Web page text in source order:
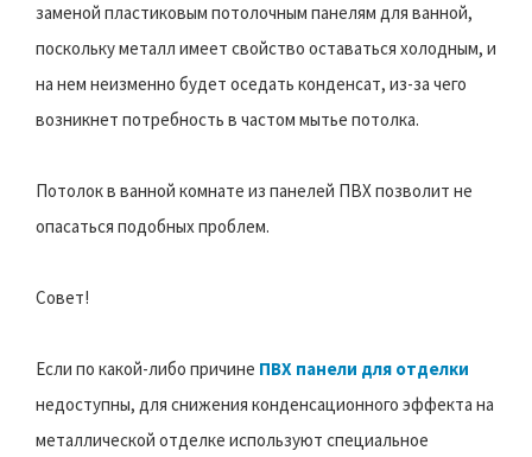
заменой пластиковым потолочным панелям для ванной,
поскольку металл имеет свойство оставаться холодным, и
на нем неизменно будет оседать конденсат, из-за чего
возникнет потребность в частом мытье потолка.
Потолок в ванной комнате из панелей ПВХ позволит не
опасаться подобных проблем.
Совет!
Если по какой-либо причине ПВХ панели для отделки
недоступны, для снижения конденсационного эффекта на
металлической отделке используют специальное